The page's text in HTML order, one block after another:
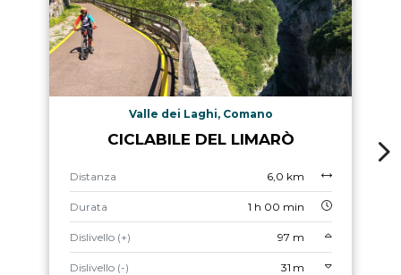
Valle dei Laghi, Comano
CICLABILE DEL LIMARÒ
Distanza 6,0 km
Durata 1 h 00 min
Dislivello (+) 97 m
Dislivello (-) 31 m